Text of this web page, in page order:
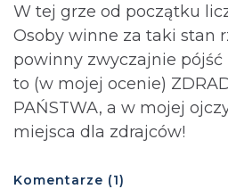
W tej grze od początku
Osoby winne za taki stan
powinny zwyczajnie pójść
to (w mojej ocenie)
PAŃSTWA, a w mojej
miejsca dla zdrajców!
Komentarze (1)